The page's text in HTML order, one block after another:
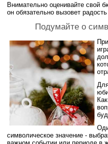
Внимательно оценивайте свой
он обязательно вызовет
Подумайте о
символическое значение -